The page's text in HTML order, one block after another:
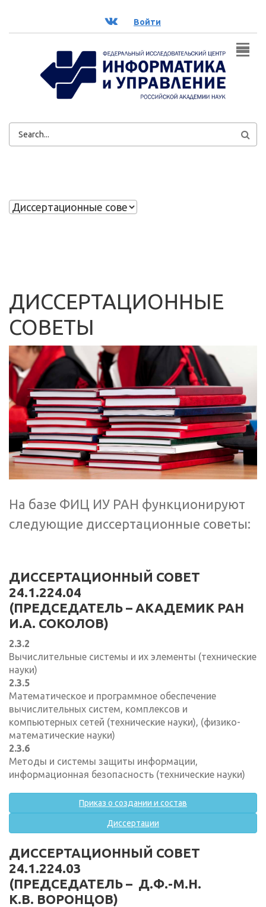
ВК Войти
ФОРМА
ДИССЕРТАЦИОННЫЕ
СОВЕТЫ
На базе ФИЦ ИУ РАН функционируют
следующие диссертационные советы:
ДИССЕРТАЦИОННЫЙ СОВЕТ
24.1.224.04
(ПРЕДСЕДАТЕЛЬ – АКАДЕМИК РАН
И.А. СОКОЛОВ)
2.3.2
Вычислительные системы и их элементы (технические
науки)
2.3.5
Математическое и программное обеспечение
вычислительных систем, комплексов и
компьютерных сетей (технические науки), (физико-
математические науки)
2.3.6
Методы и системы защиты информации,
информационная безопасность (технические науки)
Приказ о создании и состав
Диссертации
ДИССЕРТАЦИОННЫЙ СОВЕТ
24.1.224.03
(ПРЕДСЕДАТЕЛЬ – Д.Ф.-М.Н.
К.В. ВОРОНЦОВ)